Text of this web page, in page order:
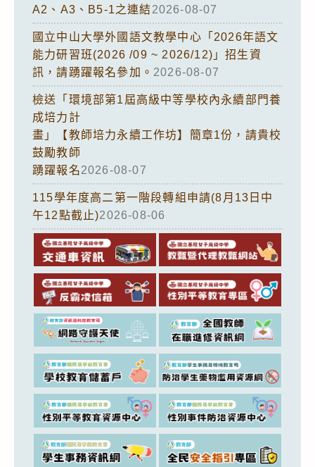
A2、A3、B5-1之連結2026-08-07
國立中山大學外國語文教學中心「2026年語文
能力研習班(2026 /09 ~ 2026/12)」招生資
訊，請踴躍報名參加。 2026-08-07
檢送「環境部第1屆高級中等學校內永續部門養
成培力計
畫」【教師培力永續工作坊】簡章1份，請貴校
鼓勵教師
踴躍報名2026-08-07
115學年度高二第一階段轉組申請(8月13日中
午12點截止)2026-08-06